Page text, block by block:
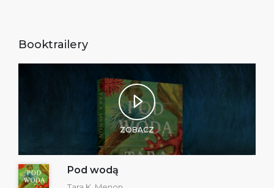
Booktrailery
ZOBACZ
Pod wodą